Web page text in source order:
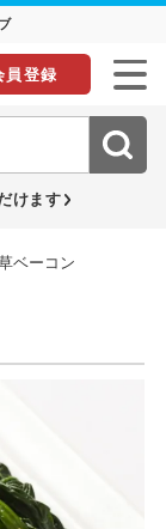
員登録
けます
ベーコン